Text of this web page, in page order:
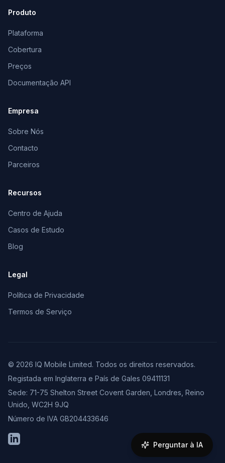
Produto
Plataforma
Cobertura
Preços
Documentação API
Empresa
Sobre Nós
Contacto
Parceiros
Recursos
Centro de Ajuda
Casos de Estudo
Blog
Legal
Política de Privacidade
Termos de Serviço
© 2026 IQ Mobile Limited. Todos os direitos reservados.
Registada em Inglaterra e País de Gales 09411131
Sede: 71-75 Shelton Street Covent Garden, Londres, Reino
Unido, WC2H 9JQ
Número de IVA GB204433646
LinkedIn
Perguntar à IA